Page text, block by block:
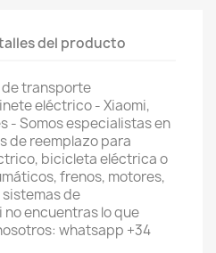
del producto
de transporte
eléctrico - Xiaomi,
- Somos especialistas en
de reemplazo para
bicicleta eléctrica o
frenos, motores,
de
encuentras lo que
whatsapp +34